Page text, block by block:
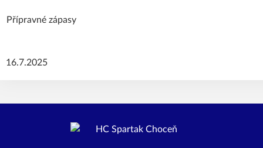
Přípravné zápasy
16.7.2025